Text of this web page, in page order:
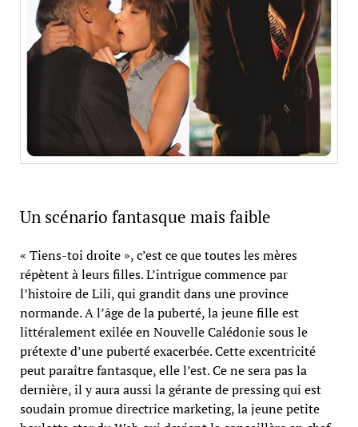
Un scénario fantasque mais faible
« Tiens-toi droite », c’est ce que toutes les mères
répètent à leurs filles. L’intrigue commence par
l’histoire de Lili, qui grandit dans une province
normande. A l’âge de la puberté, la jeune fille est
littéralement exilée en Nouvelle Calédonie sous le
prétexte d’une puberté exacerbée. Cette excentricité
peut paraître fantasque, elle l’est. Ce ne sera pas la
dernière, il y aura aussi la gérante de pressing qui est
soudain promue directrice marketing, la jeune petite